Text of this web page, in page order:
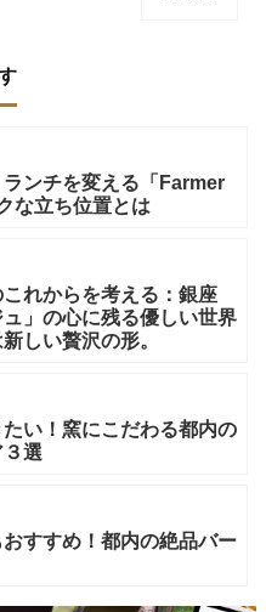
ンチを変える「Farmer
な立ち位置とは
れからを考える：銀座
ュ」の心に残る優しい世界
しい贅沢の形。
い！窯にこだわる都内の
３選
すすめ！都内の絶品バー